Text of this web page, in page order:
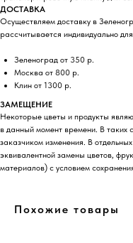
ДОСТАВКА
Осуществляем доставку в
рассчитывается индивидуально
Зеленоград от 350 р.
Москва от 800 р.
Клин от 1300 р.
ЗАМЕЩЕНИЕ
Некоторые цветы и продукты
в данный момент времени. В таких
заказчиком изменения. В
эквивалентной замены цветов,
материалов) с условием
Похожие товары